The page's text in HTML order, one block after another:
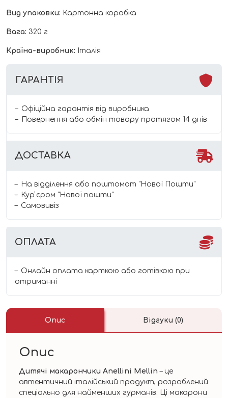
Вид упаковки: Картонна коробка
Вага: 320 г
Країна-виробник: Італія
ГАРАНТІЯ
Офіційна гарантія від виробника
Повернення або обмін товару протягом 14 днів
ДОСТАВКА
На відділення або поштомат "Нової Пошти"
Курʼєром "Нової пошти"
Самовивіз
ОПЛАТА
Онлайн оплата карткою або готівкою при
отриманні
Опис Відгуки (0)
Опис
Дитячі макарончики Anellini Mellin – це
автентичний італійський продукт, розроблений
спеціально для найменших гурманів. Ці макарони